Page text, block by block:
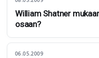
William Shatner
osaan?
06.05.2009